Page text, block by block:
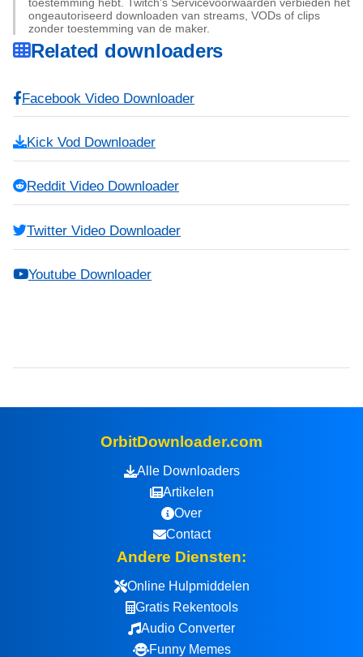
ongeautoriseerd downloaden van streams, VODs of clips
zonder toestemming van de maker.
Related downloaders
Facebook Video Downloader
Kick Vod Downloader
Reddit Video Downloader
Twitter Video Downloader
Youtube Downloader
OrbitDownloader.com
Alle Downloaders
Artikelen
Over
Contact
Andere Diensten:
Online Hulpmiddelen
Gratis Rekentools
Audio Converter
Funny Memes